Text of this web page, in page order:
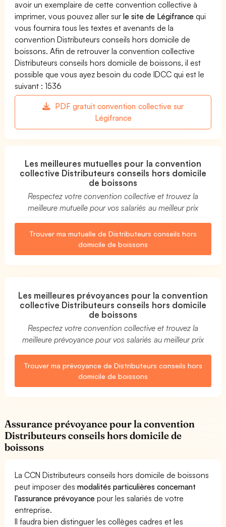
avoir un exemplaire de cette convention collective à
imprimer, vous pouvez aller surle site de Légifrance qui
vous fournira tous les textes et avenants de la
convention Distributeurs conseils hors domicile de
boissons. Afin de retrouver la convention collective
Distributeurs conseils hors domicile de boissons, il est
possible que vous ayez besoin du code IDCC qui est le
suivant : 1536
PDF gratuit convention collective sur
Légifrance
Les meilleures mutuelles pour la convention
collective Distributeurs conseils hors domicile
de boissons
Respectez votre convention collective et trouvez la
meilleure mutuelle pour vos salariés au meilleur prix
Trouver ma mutuelle de Distributeurs conseils hors
domicile de boissons
Les meilleures prévoyances pour la convention
collective Distributeurs conseils hors domicile
de boissons
Respectez votre convention collective et trouvez la
meilleure prévoyance pour vos salariés au meilleur prix
Trouver ma prévoyance de Distributeurs conseils hors
domicile de boissons
Assurance prévoyance pour la convention
Distributeurs conseils hors domicile de
boissons
La CCN Distributeurs conseils hors domicile de boissons
peut imposer desmodalités particulières concernant
l'assurance prévoyance pour les salariés de votre
entreprise.
Il faudra bien distinguer les collèges cadres et les